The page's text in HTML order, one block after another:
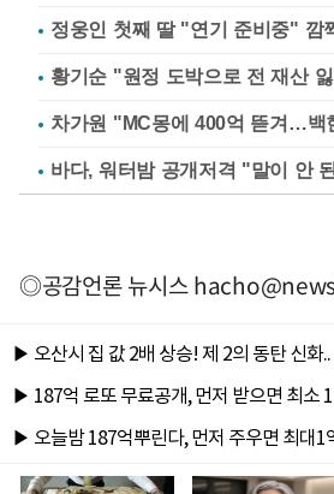
정웅인 첫째 딸 "연기 준비중" 깜
황기순 "원정 도박으로 전 재산
바다, 워터밤 공개저격 "말이 안
◎공감언론 뉴시스